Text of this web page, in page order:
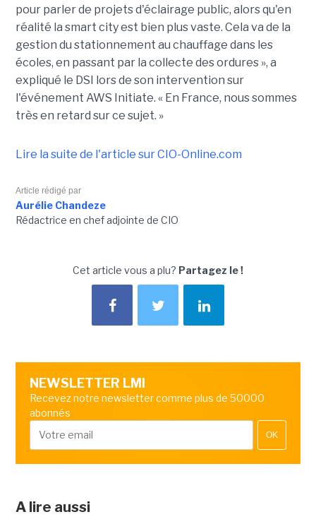
pour parler de projets d'éclairage public, alors qu'en
réalité la smart city est bien plus vaste. Cela va de la
gestion du stationnement au chauffage dans les
écoles, en passant par la collecte des ordures », a
expliqué le DSI lors de son intervention sur
l'événement AWS Initiate. « En France, nous sommes
très en retard sur ce sujet. »
Lire la suite de l'article sur CIO-Online.com
Article rédigé par
Aurélie Chandeze
Rédactrice en chef adjointe de CIO
Cet article vous a plu? Partagez le !
NEWSLETTER LMI
Recevez notre newsletter comme plus de 50000
abonnés
OK
A lire aussi